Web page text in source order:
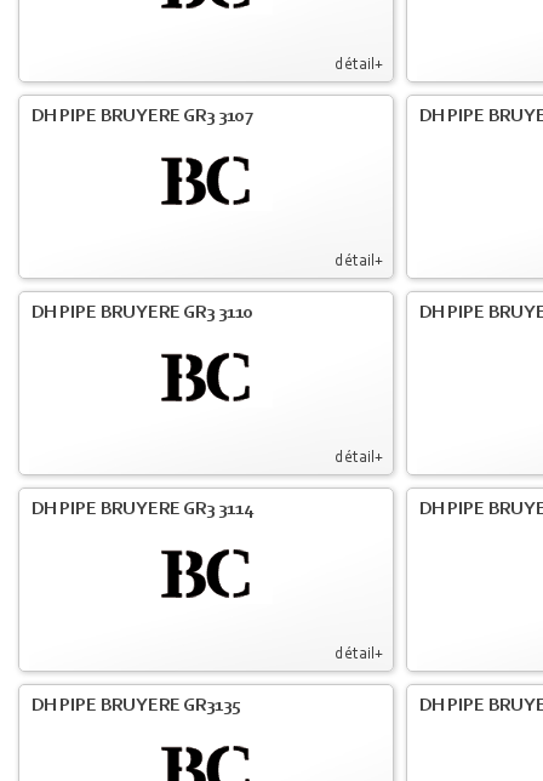
détail+
détail+
DH PIPE BRUYERE GR3 3107 DH PIPE
détail+
DH PIPE BRUYERE GR3 3110 DH PIPE
détail+
DH PIPE BRUYERE GR3 3114 DH PIPE
DH PIPE BRUYERE GR3135 DH PIPE